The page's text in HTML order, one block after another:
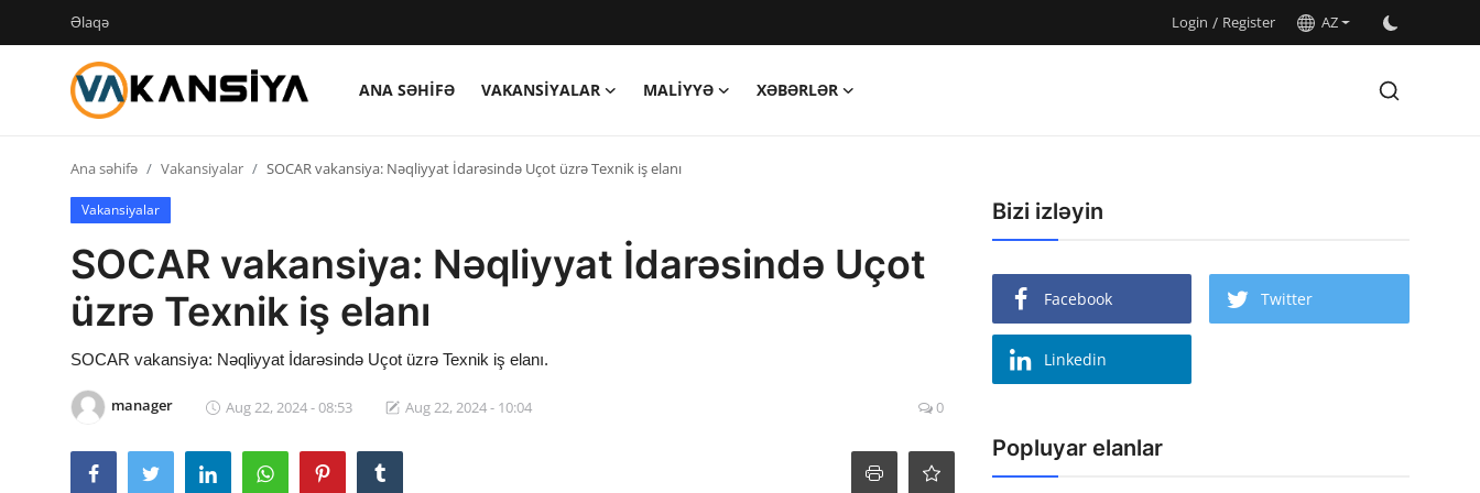
Əlaqə Login / Register AZ
ANA SƏHIFƏ VAKANSIYALAR MALIYYƏ
XƏBƏRLƏR
Login
Maliyyə
Ana səhifə Vakansiyalar SOCAR vakansiya: Nəqliyyat İdarəsində Uçot üzrə Texnik iş elanı
Vakansiyalar
SOCAR vakansiya: Nəqliyyat İdarəsində Uçot
üzrə Texnik iş elanı
SOCAR vakansiya: Nəqliyyat İdarəsində Uçot üzrə Texnik iş elanı.
manager Aug 22, 2024 - 08:53 Aug 22, 2024 - 10:04 0
Bizi izləyin
Facebook Twitter
Linkedin
Popluyar elanlar